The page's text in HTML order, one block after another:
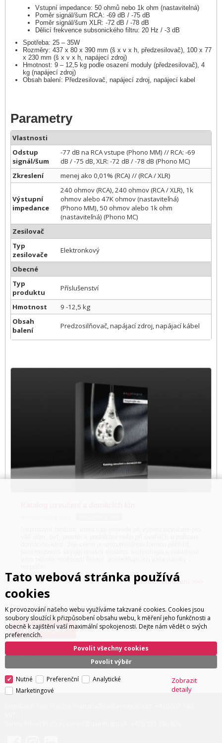
Vstupní impedance: 50 ohmů nebo 1k ohm (nastavitelná)
Poměr signál/šum RCA: -69 dB / -75 dB
Poměr signál/šum XLR: -72 dB / -78 dB
Dělicí frekvence subsonického filtru: 20 Hz / -3 dB
Spotřeba: 25 – 35W
Rozměry: 437 x 80 x 390 mm (š x v x h, předzesilovač), 100 x 77
x 230 mm (š x v x h, napájecí zdroj)
Hmotnost: 9 – 12,5 kg podle osazení moduly (předzesilovač), 4
kg (napájecí zdroj)
Obsah balení: Předzesilovač, napájecí zdroj, napájecí kabel
Parametry
Vlastnosti
Odstup
signál/šum
-77 dB na RCA vstupe (Phono MM) // RCA: -69
dB / -75 dB, XLR: -72 dB / -78 dB (Phono MC)
Zkreslení
menej ako 0,01% (RCA) // (RCA / XLR)
Výstupní
impedance
240 ohmov (RCA), 240 ohmov (RCA / XLR), 1k
ohmov alebo 47K ohmov (nastaviteľná)
(Phono MM), 50 ohmov alebo 1k ohm
(nastaviteľná) (Phono MC)
Zesilovač
Typ
zesilovače
Elektronkový
Obecné
Typ
produktu
Příslušenství
Hmotnost
9 -12,5 kg
Obsah
balení
Predzosilňovač, napájací zdroj, napájací kábel
Stáhnout brožuru >>>
Dotazy k produktu rád zodpoví:
Ivan Trachta,+420 602 180 597 ivan.trachta@avintegra.cz
Kde koupit?
http://octave.de/en/htdocs/verstaerker/phonomodule.php
Tato webová stránka používá
cookies
K provozování našeho webu využíváme takzvané cookies. Cookies jsou
soubory sloužící k přizpůsobení obsahu webu, k měření jeho funkčnosti a
obecně k zajištění vaší maximální spokojenosti. Dejte nám vědět o svých
preferencích.
Povolit výběr
Povolit všechny cookies
Nutné Preferenční
Analytické
Marketingové
Zobrazit
detaily